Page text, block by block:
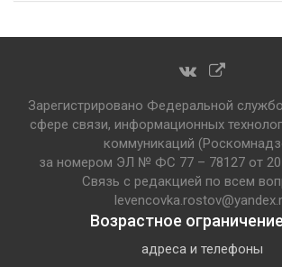
Зарегистрировано Федеральной
сфере связи, информационных
коммуникаций
за номером ЭЛ № ФС 77 – 78127 от 20
Связь с редакцией по всем
Возрастное
адреса и телефоны